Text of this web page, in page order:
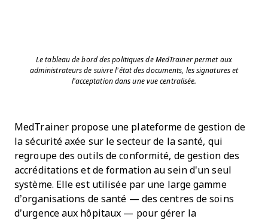
Le tableau de bord des politiques de MedTrainer permet aux
administrateurs de suivre l’état des documents, les signatures et
l’acceptation dans une vue centralisée.
MedTrainer propose une plateforme de gestion de
la sécurité axée sur le secteur de la santé, qui
regroupe des outils de conformité, de gestion des
accréditations et de formation au sein d'un seul
système. Elle est utilisée par une large gamme
d’organisations de santé — des centres de soins
d’urgence aux hôpitaux — pour gérer la